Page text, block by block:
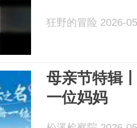
狂野的冒险 2026-
母亲节特辑
一位妈妈